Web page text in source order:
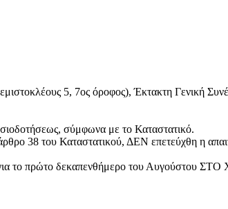
5, 7ος όροφος), Έκτακτη Γενική
σύμφωνα με το Καταστατικό.
38 του Καταστατικού, ΔΕΝ επετεύχθη η
το πρώτο δεκαπενθήμερο του Αυγούστου